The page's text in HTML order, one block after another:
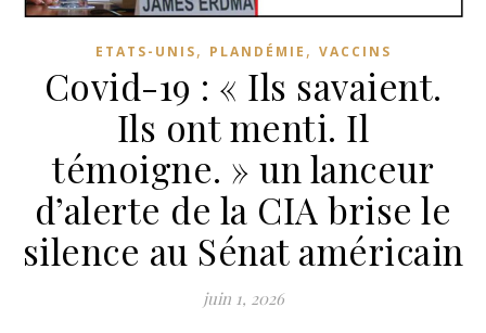
ETATS-UNIS, PLANDÉMIE , VACCINS
Covid-19 : « Ils savaient.
Ils ont menti. Il
témoigne. » un lanceur
d’alerte de la CIA brise le
silence au Sénat américain
juin 1, 2026